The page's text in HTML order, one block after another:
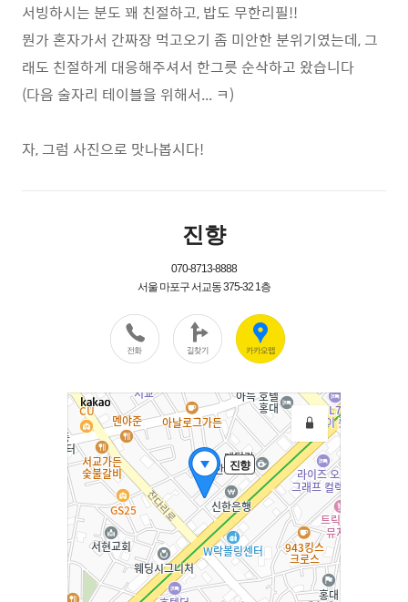
서빙하시는 분도 꽤 친절하고, 밥도 무한리필!!
뭔가 혼자가서 간짜장 먹고오기 좀 미안한 분위기였는데, 그
래도 친절하게 대응해주셔서 한그릇 순삭하고 왔습니다
(다음 술자리 테이블을 위해서... ㅋ)
자, 그럼 사진으로 맛나봅시다!